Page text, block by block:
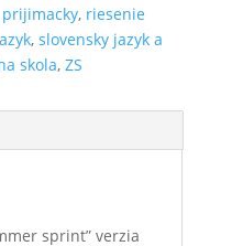
prijimacky, riesenie
, slovensky jazyk a
skola, ZS
sprint” verzia